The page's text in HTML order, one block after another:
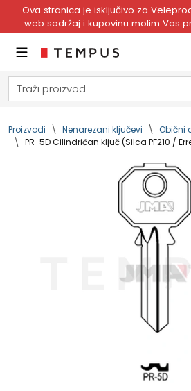
Ova stranica je isključivo za
web sadržaj i kupovinu molim Vas
Proizvodi Nenarezani ključevi
Obični
PR-5D Cilindričan ključ (Silca PF210 /